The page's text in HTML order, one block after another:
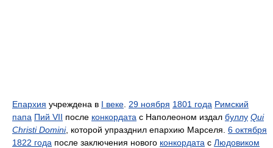
Епархия учреждена в I веке 29 ноября 1801 года Римский
папа Пий VII после конкордата с Наполеоном издал буллу Qui
Christi Domini, которой упразднил епархию Марселя. 6 октября
1822 года после заключения нового конкордата с Людовиком